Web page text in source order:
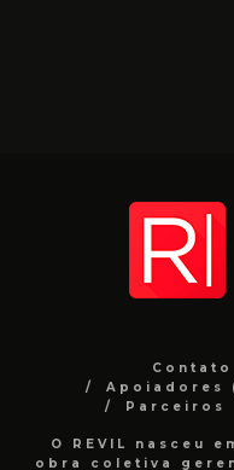
Contato
Apoiadores
Parceiros
O REVIL nasceu
obra coletiva